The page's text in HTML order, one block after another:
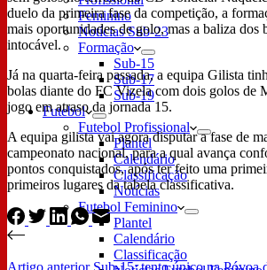
Feminino
Notícias Sub-23
Formação
Sub-15
Sub-17
Sub-19
Futebol
Futebol Profissional
Plantel
Calendário
Classificação
Notícias
Futebol Feminino
Plantel
Calendário
Classificação
duelo da primeira fase da competição, a
mais oportunidades de golo, mas a baliza dos
intocável.
Já na quarta-feira passada, a equipa Gilista
bolas diante do FC Vizela com dois golos de
jogo em atraso da jornada 15.
A equipa gilista vai agora disputar a fase de
campeonato nacional, para a qual avança
pontos conquistados, após ter feito uma
primeiros lugares da tabela classificativa.
Artigo anterior Sub-15: tento único na Póvoa